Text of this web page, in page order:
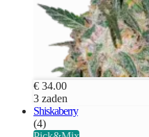
€ 34.00
3 zaden
Shiskaberry
(4)